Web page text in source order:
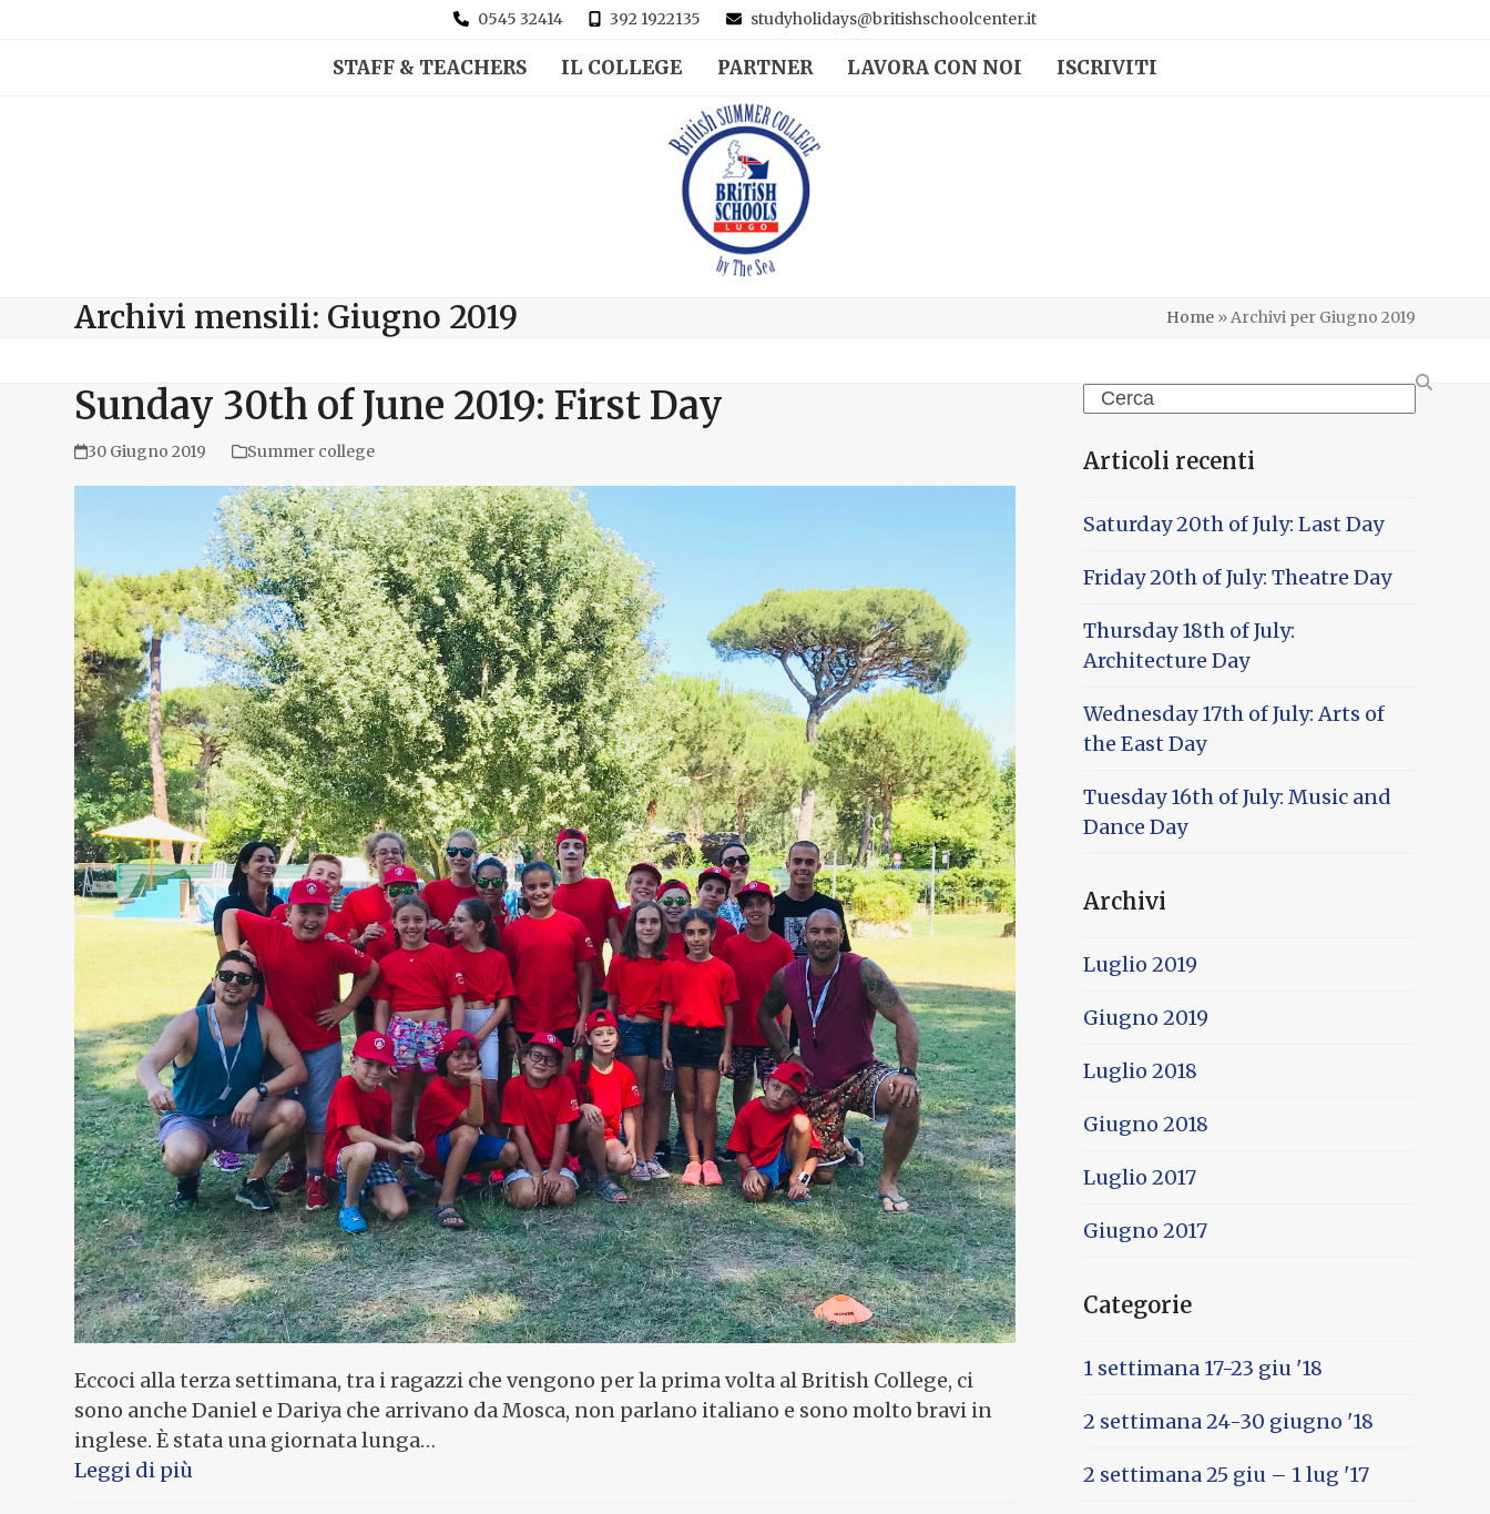
0545 32414 392 1922135 studyholidays@britishschoolcenter.it
STAFF & TEACHERS IL COLLEGE PARTNER LAVORA CON NOI ISCRIVITI
Archivi mensili: Giugno 2019 Home»Archivi per Giugno 2019
Sunday 30th of June 2019: First Day
30 Giugno 2019 Summer college
Eccoci alla terza settimana, tra i ragazzi che vengono per la prima volta al British College, ci
sono anche Daniel e Dariya che arrivano da Mosca, non parlano italiano e sono molto bravi in
inglese. È stata una giornata lunga…
Leggi di più
Search
Articoli recenti
Saturday 20th of July: Last Day
Friday 20th of July: Theatre Day
Thursday 18th of July:
Architecture Day
Wednesday 17th of July: Arts of
the East Day
Tuesday 16th of July: Music and
Dance Day
Archivi
Luglio 2019
Giugno 2019
Luglio 2018
Giugno 2018
Luglio 2017
Giugno 2017
Categorie
1 settimana 17-23 giu '18
2 settimana 24-30 giugno '18
2 settimana 25 giu – 1 lug '17